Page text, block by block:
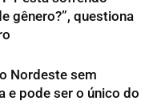
gênero?”, questiona
Nordeste sem
e pode ser o único do